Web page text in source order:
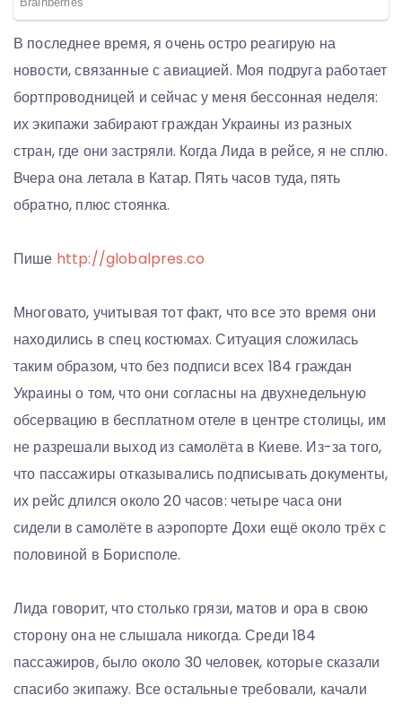
В последнее время, я очень остро реагирую на
новости, связанные с авиацией. Моя подруга работает
бортпроводницей и сейчас у меня бессонная неделя:
их экипажи забирают граждан Украины из разных
стран, где они застряли. Когда Лида в рейсе, я не сплю.
Вчера она летала в Катар. Пять часов туда, пять
обратно, плюс стоянка.
Пише http://globalpres.co
Многовато, учитывая тот факт, что все это время они
находились в спец костюмах. Ситуация сложилась
таким образом, что без подписи всех 184 граждан
Украины о том, что они согласны на двухнедельную
обсервацию в бесплатном отеле в центре столицы, им
не разрешали выход из самолёта в Киеве. Из-за того,
что пассажиры отказывались подписывать документы,
их рейс длился около 20 часов: четыре часа они
сидели в самолёте в аэропорте Дохи ещё около трёх с
половиной в Борисполе.
Лида говорит, что столько грязи, матов и ора в свою
сторону она не слышала никогда. Среди 184
пассажиров, было около 30 человек, которые сказали
спасибо экипажу. Все остальные требовали, качали